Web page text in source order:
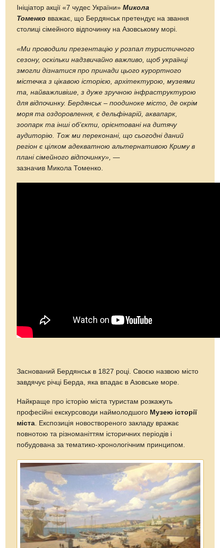
Ініціатор акції «7 чудес України» Микола
Томенко вважає, що Бердянськ претендує на звання
столиці сімейного відпочинку на Азовському морі.
«Ми проводили презентацію у розпал туристичного
сезону, оскільки надзвичайно важливо, щоб українці
змогли дізнатися про принади цього курортного
містечка з цікавою історією, архітектурою, музеями
та, найважливіше, з дуже зручною інфраструктурою
для відпочинку. Бердянськ – поодиноке місто, де окрім
моря та оздоровлення, є дельфінарій, аквапарк,
зоопарк та інші об’єкти, орієнтовані на дитячу
аудиторію. Тож ми переконані, що сьогодні даний
регіон є цілком адекватною альтернативою Криму в
плані сімейного відпочинку», —
зазначив Микола Томенко.
Заснований Бердянськ в 1827 році. Своєю назвою місто
завдячує річці Берда, яка впадає в Азовське море.
Найкраще про історію міста туристам розкажуть
професійні екскурсоводи наймолодшого Музею історії
міста. Експозиція новоствореного закладу вражає
повнотою та різноманіттям історичних періодів і
побудована за тематико-хронологічним принципом.